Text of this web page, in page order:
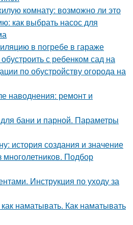
комнату: возможно ли это
как выбрать насос для
в погребе в гараже
с ребенком сад на
по обустройству огорода на
наводнения: ремонт и
бани и парной. Параметры
история создания и значение
Подбор
Инструкция по уходу за
наматывать. Как наматывать